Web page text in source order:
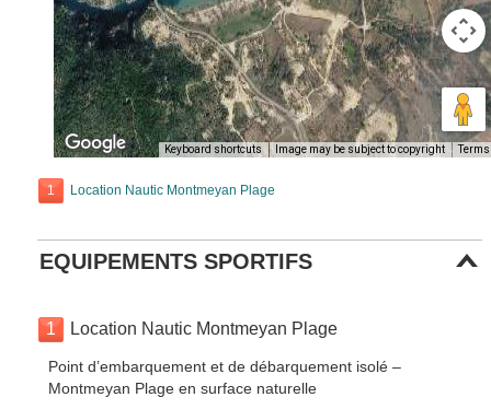
Keyboard shortcuts Image may be subject to copyright Terms
1 Location Nautic Montmeyan Plage
EQUIPEMENTS SPORTIFS
1 Location Nautic Montmeyan Plage
Point d’embarquement et de débarquement isolé –
Montmeyan Plage en surface naturelle